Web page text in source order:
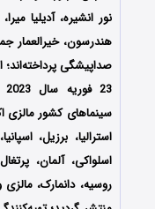
نور انشیره، آدیلیا
هندرسون، خیرالعمار
صداپیشگی
سینماهای کشور مالزی
استرالیا، برزیل،
اسلواکی، آلمان،
روسیه، دانمارک،